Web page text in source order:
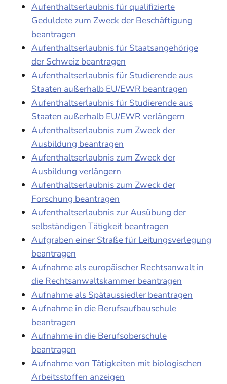
Aufenthaltserlaubnis für qualifizierte
Geduldete zum Zweck der Beschäftigung
beantragen
Aufenthaltserlaubnis für Staatsangehörige
der Schweiz beantragen
Aufenthaltserlaubnis für Studierende aus
Staaten außerhalb EU/EWR beantragen
Aufenthaltserlaubnis für Studierende aus
Staaten außerhalb EU/EWR verlängern
Aufenthaltserlaubnis zum Zweck der
Ausbildung beantragen
Aufenthaltserlaubnis zum Zweck der
Ausbildung verlängern
Aufenthaltserlaubnis zum Zweck der
Forschung beantragen
Aufenthaltserlaubnis zur Ausübung der
selbständigen Tätigkeit beantragen
Aufgraben einer Straße für Leitungsverlegung
beantragen
Aufnahme als europäischer Rechtsanwalt in
die Rechtsanwaltskammer beantragen
Aufnahme als Spätaussiedler beantragen
Aufnahme in die Berufsaufbauschule
beantragen
Aufnahme in die Berufsoberschule
beantragen
Aufnahme von Tätigkeiten mit biologischen
Arbeitsstoffen anzeigen